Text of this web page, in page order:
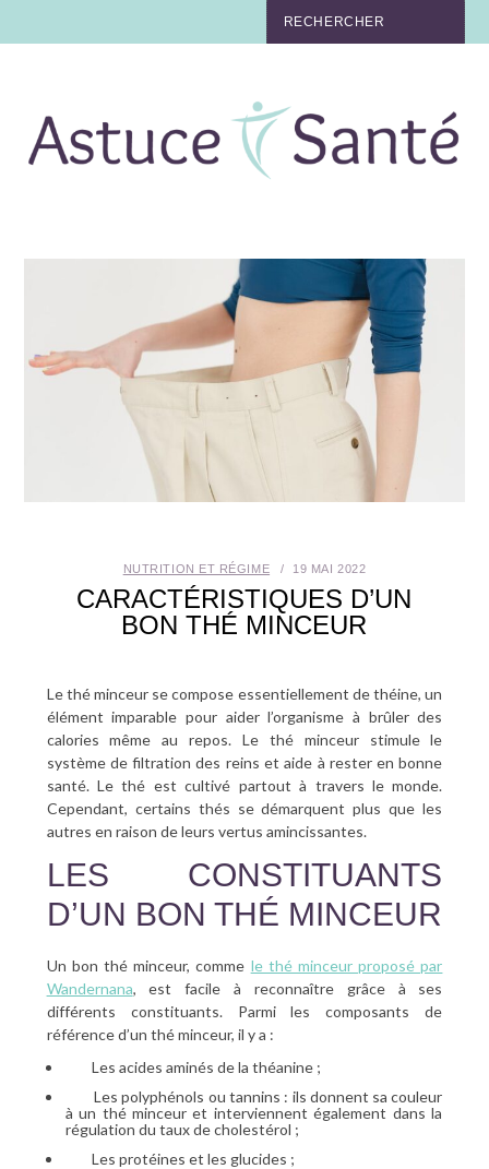
TABAC
MÉDECINE
MÉDECINE DOUCE
NUTRITION ET RÉGIME 19 MAI 2022
CARACTÉRISTIQUES D’UN
BON THÉ MINCEUR
Le thé minceur se compose essentiellement de théine, un
élément imparable pour aider l’organisme à brûler des
calories même au repos. Le thé minceur stimule le
système de filtration des reins et aide à rester en bonne
santé. Le thé est cultivé partout à travers le monde.
Cependant, certains thés se démarquent plus que les
autres en raison de leurs vertus amincissantes.
LES CONSTITUANTS
D’UN BON THÉ MINCEUR
Un bon thé minceur, comme le thé minceur proposé par
Wandernana, est facile à reconnaître grâce à ses
différents constituants. Parmi les composants de
référence d’un thé minceur, il y a :
Les acides aminés de la théanine ;
Les polyphénols ou tannins : ils donnent sa couleur
à un thé minceur et interviennent également dans la
régulation du taux de cholestérol ;
Les protéines et les glucides ;